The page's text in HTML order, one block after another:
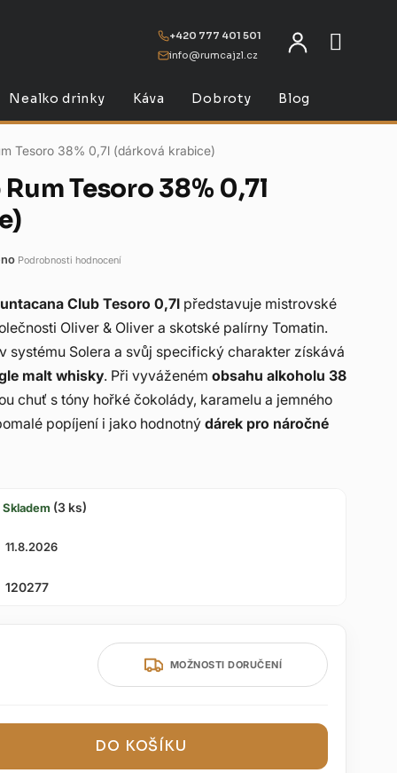
+420 777 401 501
info@rumcajzl.cz
Nealko drinky Káva Dobroty Blog
Tesoro 38% 0,7l (dárková krabice)
Tesoro 38% 0,7l
Podrobnosti hodnocení
Club Tesoro 0,7l představuje mistrovské
Oliver & Oliver a skotské palírny Tomatin.
systému Solera a svůj specifický charakter získává
malt whisky. Při vyváženém obsahu alkoholu 38
chuť s tóny hořké čokolády, karamelu a jemného
popíjení i jako hodnotný dárek pro náročné
Skladem (3 ks)
11.8.2026
120277
MOŽNOSTI DORUČENÍ
DO KOŠÍKU